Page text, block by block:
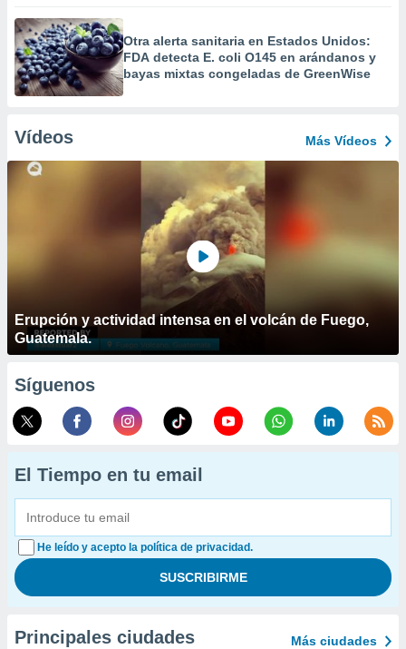
Otra alerta sanitaria en Estados Unidos:
FDA detecta E. coli O145 en arándanos y
bayas mixtas congeladas de GreenWise
Vídeos Más Vídeos
Erupción y actividad intensa en el volcán de Fuego,
Guatemala.
Síguenos
El Tiempo en tu email
He leído y acepto la política de privacidad.
Principales ciudades Más ciudades